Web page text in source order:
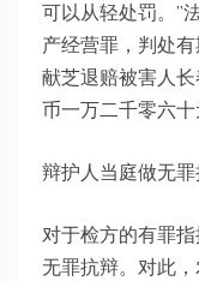
可以从轻处罚。”
产经营罪，判处
献芝退赔被害人
币一万二千零六十
辩护人当庭做无
对于检方的有罪
无罪抗辩。对此